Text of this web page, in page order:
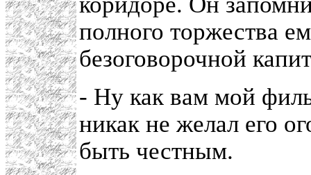
полного торжества
безоговорочной
- Ну как вам мой
никак не желал его
быть честным.